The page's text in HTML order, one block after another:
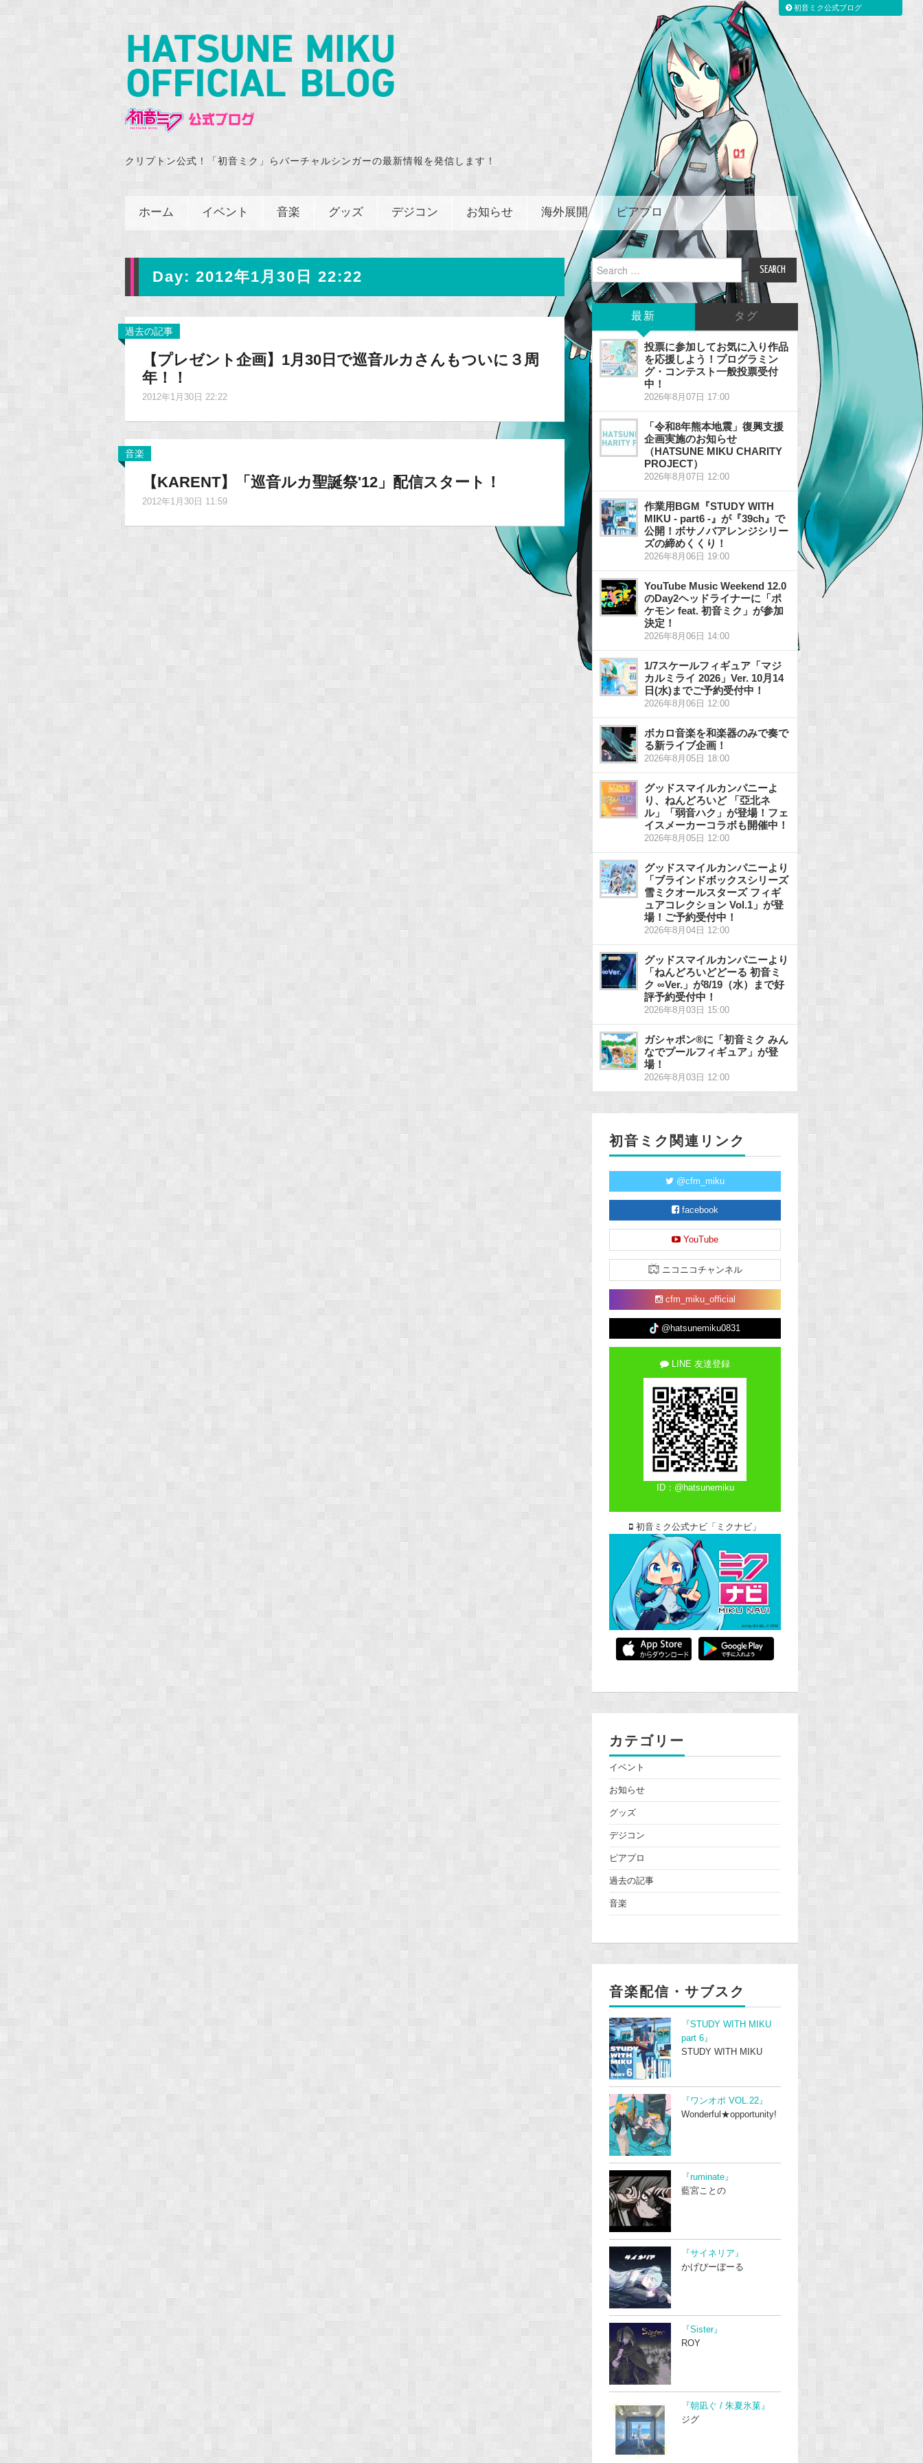
クリプトン公式！「初音ミク」らバーチャルシンガーの最新情報を発信します！
ホーム イベント 音楽 グッズ デジコン お知らせ 海外展開 ピアプロ
Day: 2012年1月30日 22:22
過去の記事
【プレゼント企画】1月30日で巡音ルカさんもついに３周
年！！
2012年1月30日 22:22
音楽
【KARENT】「巡音ルカ聖誕祭'12」配信スタート！
2012年1月30日 11:59
Search
for:
最新 タグ
投票に参加してお気に入り作品
を応援しよう！プログラミン
グ・コンテスト一般投票受付
中！
2026年8月07日 17:00
「令和8年熊本地震」復興支援
企画実施のお知らせ
（HATSUNE MIKU CHARITY
PROJECT）
2026年8月07日 12:00
作業用BGM『STUDY WITH
MIKU - part6 -』が『39ch』で
公開！ボサノバアレンジシリー
ズの締めくくり！
2026年8月06日 19:00
YouTube Music Weekend 12.0
のDay2ヘッドライナーに「ポ
ケモン feat. 初音ミク」が参加
決定！
2026年8月06日 14:00
1/7スケールフィギュア「マジ
カルミライ 2026」Ver. 10月14
日(水)までご予約受付中！
2026年8月06日 12:00
ボカロ音楽を和楽器のみで奏で
る新ライブ企画！
2026年8月05日 18:00
グッドスマイルカンパニーよ
り、ねんどろいど 「亞北ネ
ル」「弱音ハク」が登場！フェ
イスメーカーコラボも開催中！
2026年8月05日 12:00
グッドスマイルカンパニーより
「ブラインドボックスシリーズ
雪ミクオールスターズ フィギ
ュアコレクション Vol.1」が登
場！ご予約受付中！
2026年8月04日 12:00
グッドスマイルカンパニーより
「ねんどろいどどーる 初音ミ
ク ∞Ver.」が8/19（水）まで好
評予約受付中！
2026年8月03日 15:00
ガシャポン®に「初音ミク みん
なでプールフィギュア」が登
場！
2026年8月03日 12:00
初音ミク関連リンク
@cfm_miku
facebook
YouTube
ニコニコチャンネル
cfm_miku_official
@hatsunemiku0831
LINE 友達登録
ID：@hatsunemiku
初音ミク公式ナビ「ミクナビ」
カテゴリー
イベント
お知らせ
グッズ
デジコン
ピアプロ
過去の記事
音楽
音楽配信・サブスク
『STUDY WITH MIKU
part 6』
STUDY WITH MIKU
『ワンオポ VOL.22』
Wonderful★opportunity!
『ruminate』
藍宮ことの
『サイネリア』
かげぴーぼーる
『Sister』
ROY
『朝凪ぐ / 朱夏氷菓』
ジグ
初音ミク公式ブログ